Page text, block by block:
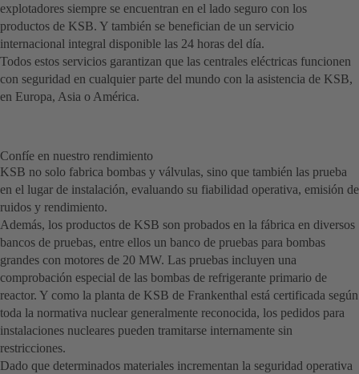
explotadores siempre se encuentran en el lado seguro con los
productos de KSB. Y también se benefician de un servicio
internacional integral disponible las 24 horas del día.
Todos estos servicios garantizan que las centrales eléctricas funcionen
con seguridad en cualquier parte del mundo con la asistencia de KSB,
en Europa, Asia o América.
Confíe en nuestro rendimiento
KSB no solo fabrica bombas y válvulas, sino que también las prueba
en el lugar de instalación, evaluando su fiabilidad operativa, emisión de
ruidos y rendimiento.
Además, los productos de KSB son probados en la fábrica en diversos
bancos de pruebas, entre ellos un banco de pruebas para bombas
grandes con motores de 20 MW. Las pruebas incluyen una
comprobación especial de las bombas de refrigerante primario de
reactor. Y como la planta de KSB de Frankenthal está certificada según
toda la normativa nuclear generalmente reconocida, los pedidos para
instalaciones nucleares pueden tramitarse internamente sin
restricciones.
Dado que determinados materiales incrementan la seguridad operativa